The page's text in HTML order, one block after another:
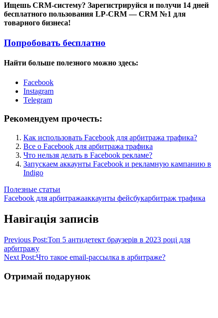
Ищешь CRM-систему? Зарегистрируйся и получи 14 дней
бесплатного пользования LP-CRM — CRM №1 для
товарного бизнеса!
Попробовать бесплатно
Найти больше полезного можно здесь:
Facebook
Instagram
Telegram
Рекомендуем прочесть:
Как использовать Facebook для арбитража трафика?
Все о Facebook для арбитража трафика
Что нельзя делать в Facebook рекламе?
Запускаем аккаунты Facebook и рекламную кампанию в
Indigo
Полезные статьи
Facebook для арбитражааккаунты фейсбукарбитраж трафика
Навігація записів
Previous Post:Топ 5 антидетект браузерів в 2023 році для
арбитражу
Next Post:Что такое email-рассылка в арбитраже?
Отримай подарунок